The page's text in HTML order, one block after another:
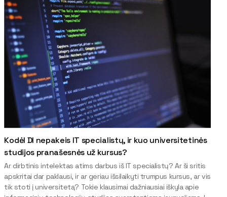
Kodėl DI nepakeis IT specialistų, ir kuo universitetinės
studijos pranašesnės už kursus?
Ar dirbtinis intelektas atims darbus iš IT specialistų? Ar ši sritis
apskritai dar paklausi, ir ar geriau išsilaikyti trumpus kursus, ar vis
tik stoti į universitetą? Tokie klausimai dažniausiai iškyla apie